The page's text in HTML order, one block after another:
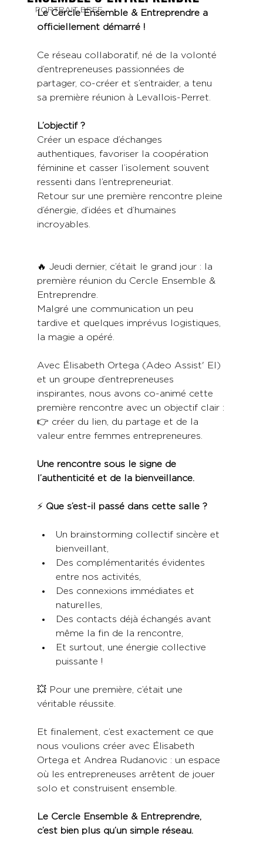
PORTRAIT BREF
Le Cercle Ensemble & Entreprendre a
officiellement démarré !
Ce réseau collaboratif, né de la volonté
d’entrepreneuses passionnées de
partager, co-créer et s’entraider, a tenu
sa première réunion à Levallois-Perret.
L’objectif ?
Créer un espace d’échanges
authentiques, favoriser la coopération
féminine et casser l’isolement souvent
ressenti dans l’entrepreneuriat.
Retour sur une première rencontre pleine
d’énergie, d’idées et d’humaines
incroyables.
🔥 Jeudi dernier, c’était le grand jour : la
première réunion du Cercle Ensemble &
Entreprendre.
Malgré une communication un peu
tardive et quelques imprévus logistiques,
la magie a opéré.
Avec Élisabeth Ortega (Adeo Assist' EI)
et un groupe d’entrepreneuses
inspirantes, nous avons co-animé cette
première rencontre avec un objectif clair :
👉 créer du lien, du partage et de la
valeur entre femmes entrepreneures.
Une rencontre sous le signe de
l’authenticité et de la bienveillance.
⚡ Que s’est-il passé dans cette salle ?
Un brainstorming collectif sincère et
bienveillant,
Des complémentarités évidentes
entre nos activités,
Des connexions immédiates et
naturelles,
Des contacts déjà échangés avant
même la fin de la rencontre,
Et surtout, une énergie collective
puissante !
💥 Pour une première, c’était une
véritable réussite.
Et finalement, c’est exactement ce que
nous voulions créer avec Élisabeth
Ortega et Andrea Rudanovic : un espace
où les entrepreneuses arrêtent de jouer
solo et construisent ensemble.
Le Cercle Ensemble & Entreprendre,
c’est bien plus qu’un simple réseau.